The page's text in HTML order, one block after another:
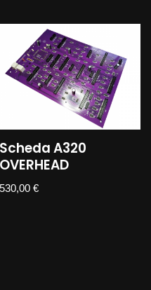
Scheda A320
OVERHEAD
530,00€